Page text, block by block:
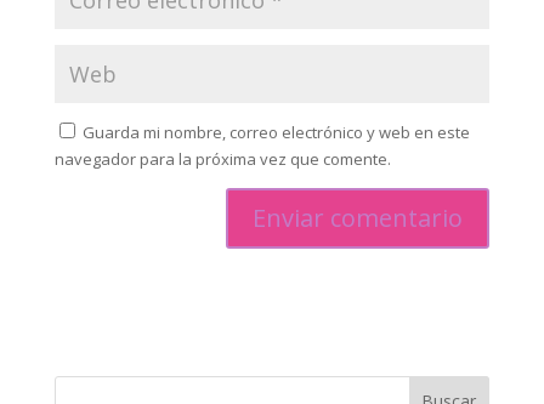
Guarda mi nombre, correo electrónico y web en este
navegador para la próxima vez que comente.